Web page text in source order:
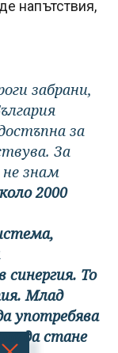
напътствия,
забрани,
за
За
знам
2000
То
Млад
употребява
да стане